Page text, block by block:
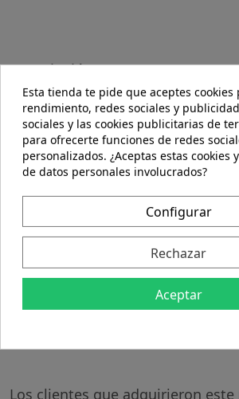
Descripción
Detalles del producto
Descripción
Endulzante natural elaborado a base
No aporta calorías, y es seguro para
habitual, idóneo cuando el azúcar
como es el caso de personas
una dieta de adelgazamiento
Promueve la producción de insulina,
reducir los niveles de glucosa en
también ayuda a mejorar la
Los clientes que adquirieron
Esta tienda te pide que aceptes cookies
rendimiento, redes sociales y
sociales y las cookies publicitarias de
para ofrecerte funciones de redes
personalizados. ¿Aceptas estas cookies
de datos personales involucrados?
Configurar
Rechazar
Aceptar